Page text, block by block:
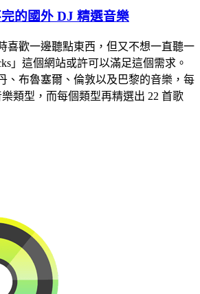
的國外 DJ 精選音樂
喜歡一邊聽點東西，但又不想一直聽一
」這個網站或許可以滿足這個需求。
、布魯塞爾、倫敦以及巴黎的音樂，每
類型，而每個類型再精選出 22 首歌